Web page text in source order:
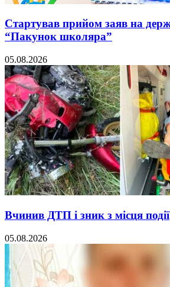
Стартував прийом заяв на
“Пакунок школяра”
05.08.2026
Вчинив ДТП і зник з місця події
05.08.2026